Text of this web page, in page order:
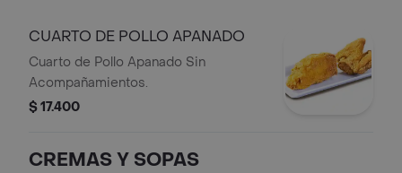
CUARTO DE POLLO APANADO
Cuarto de Pollo Apanado Sin
Acompañamientos.
$ 17.400
CREMAS Y SOPAS